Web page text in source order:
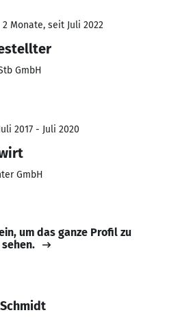
2 Monate, seit Juli 2022
GmbH
2017 - Juli 2020
GmbH
um das ganze Profil zu
sehen.